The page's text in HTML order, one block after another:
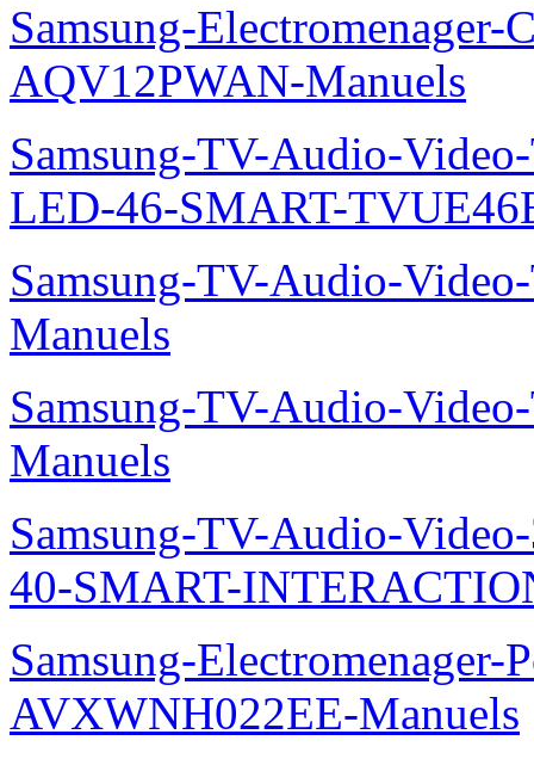
Samsung-Electromenager-
AQV12PWAN-Manuels
Samsung-TV-Audio-
LED-46-SMART-
Samsung-TV-Audio-
Manuels
Samsung-TV-Audio-
Manuels
Samsung-TV-Audio-
40-SMART-
Samsung-
AVXWNH022EE-Manuels